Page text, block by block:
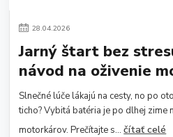
28.04.2026
Jarný štart bez
návod na oživenie
Slnečné lúče lákajú na cesty, no po
ticho? Vybitá batéria je po dlhej zime
motorkárov. Prečítajte s...čítať celé